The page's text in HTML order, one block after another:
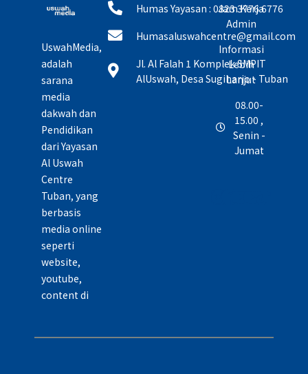
UswahMedia,
adalah
sarana
media
dakwah dan
Pendidikan
dari Yayasan
Al Uswah
Centre
Tuban, yang
berbasis
media online
seperti
website,
youtube,
content di
Humas Yayasan : 0823 3776 6776
Humasaluswahcentre@gmail.com
Jl. Al Falah 1 Komplek SMPIT
AlUswah, Desa Sugiharjo - Tuban
Jam Kerja
Admin
Informasi
Lebih
Lanjut
08.00-
15.00 ,
Senin -
Jumat